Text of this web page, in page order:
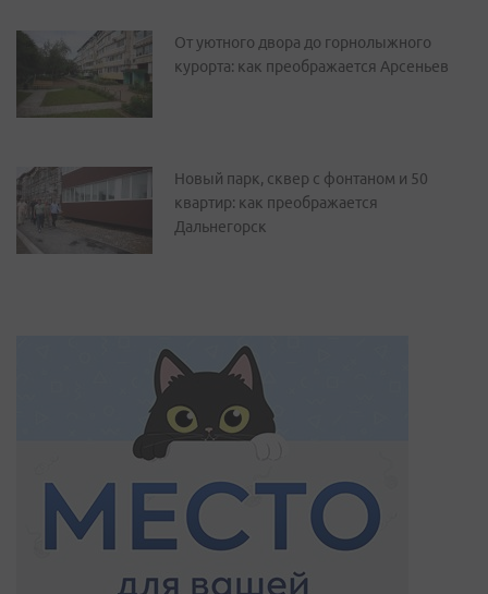
От уютного двора до горнолыжного
курорта: как преображается Арсеньев
Новый парк, сквер с фонтаном и 50
квартир: как преображается
Дальнегорск